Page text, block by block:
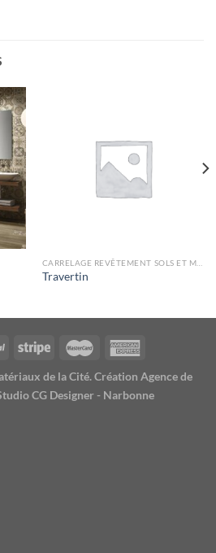
Travertin
de la Cité. Création Agence de
CG Designer - Narbonne